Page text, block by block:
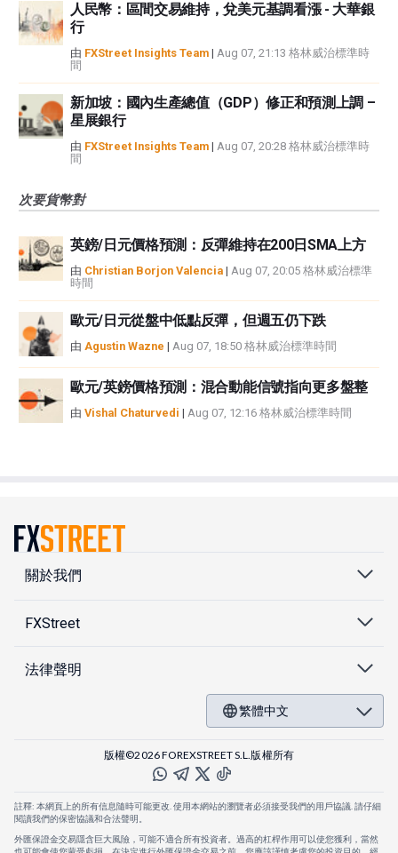
人民幣：區間交易維持，兌美元基調看漲 - 大華銀
行
由 FXStreet Insights Team | Aug 07, 21:13 格林威治標準時
間
新加坡：國內生產總值（GDP）修正和預測上調 –
星展銀行
由 FXStreet Insights Team | Aug 07, 20:28 格林威治標準時
間
次要貨幣對
英鎊/日元價格預測：反彈維持在200日SMA上方
由 Christian Borjon Valencia | Aug 07, 20:05 格林威治標準
時間
歐元/日元從盤中低點反彈，但週五仍下跌
由 Agustin Wazne | Aug 07, 18:50 格林威治標準時間
歐元/英鎊價格預測：混合動能信號指向更多盤整
由 Vishal Chaturvedi | Aug 07, 12:16 格林威治標準時間
關於我們
FXStreet
法律聲明
繁體中文
版權©2026 FOREXSTREET S.L.版權所有
註釋: 本網頁上的所有信息隨時可能更改. 使用本網站的瀏覽者必須接受我們的用戶協議. 請仔細
閱讀我們的保密協議和合法聲明。
外匯保證金交易隱含巨大風險，可能不適合所有投資者。過高的杠桿作用可以使您獲利，當然